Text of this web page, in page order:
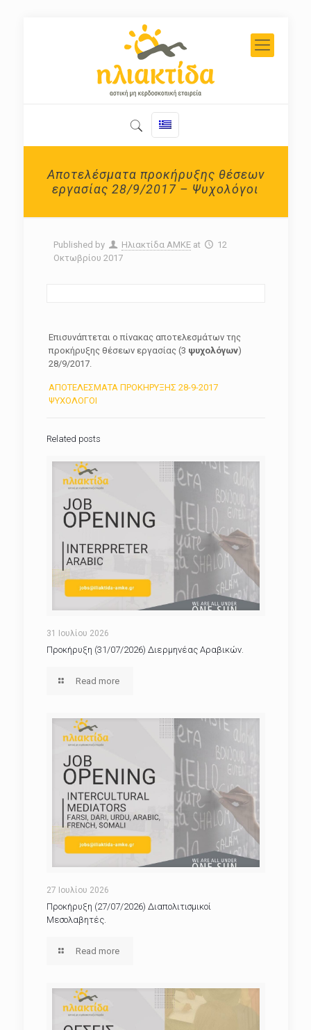
Αποτελέσματα προκήρυξης θέσεων
εργασίας 28/9/2017 – Ψυχολόγοι
Published by Ηλιακτίδα ΑΜΚΕ at
12
Οκτωβρίου 2017
Επισυνάπτεται ο πίνακας αποτελεσμάτων της
προκήρυξης θέσεων εργασίας (3 ψυχολόγων)
28/9/2017.
ΑΠΟΤΕΛΕΣΜΑΤΑ ΠΡΟΚΗΡΥΞΗΣ 28-9-2017
ΨΥΧΟΛΟΓΟΙ
Related posts
31 Ιουλίου 2026
Προκήρυξη (31/07/2026) Διερμηνέας Αραβικών.
Read more
27 Ιουλίου 2026
Προκήρυξη (27/07/2026) Διαπολιτισμικοί
Μεσολαβητές.
Read more